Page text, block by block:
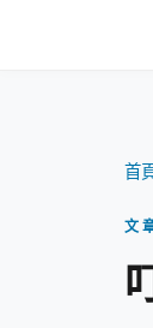
首
文